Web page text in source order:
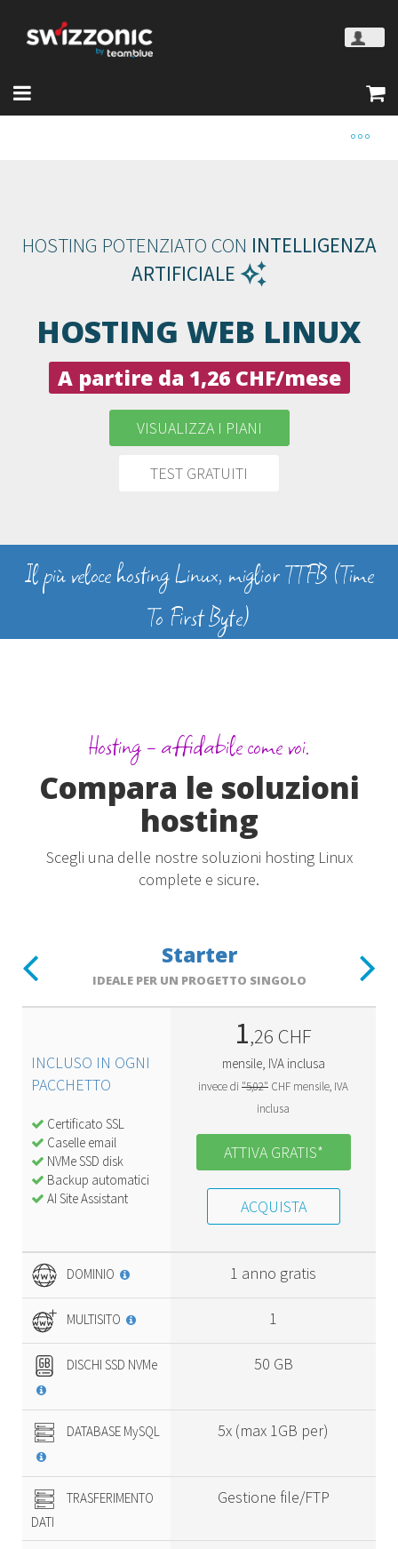
HOSTING POTENZIATO CON INTELLIGENZA
ARTIFICIALE
HOSTING WEB LINUX
A partire da 1,26 CHF/mese
VISUALIZZA I PIANI
TEST GRATUITI
Il più veloce hosting Linux, miglior TTFB (Time
To First Byte)
Hosting - affidabile come voi.
Compara le soluzioni
hosting
Scegli una delle nostre soluzioni hosting Linux
complete e sicure.
Starter
IDEALE PER UN PROGETTO SINGOLO
INCLUSO IN OGNI
PACCHETTO
Certificato SSL
Caselle email
NVMe SSD disk
Backup automatici
AI Site Assistant
1,26 CHF
mensile, IVA inclusa
invece di "5,02" CHF mensile, IVA
inclusa
ATTIVA GRATIS*
ACQUISTA
DOMINIO 1 anno gratis
MULTISITO 1
DISCHI SSD NVMe 50 GB
DATABASE MySQL 5x (max 1GB per)
TRASFERIMENTO
DATI
Gestione file/FTP